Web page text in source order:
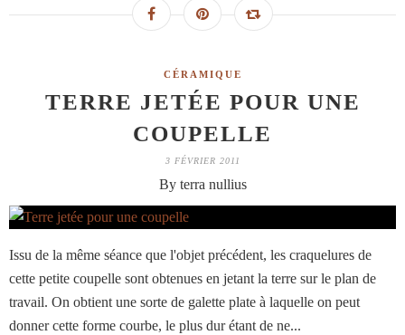
CÉRAMIQUE
TERRE JETÉE POUR UNE
COUPELLE
3 FÉVRIER 2011
By terra nullius
Issu de la même séance que l'objet précédent, les craquelures de
cette petite coupelle sont obtenues en jetant la terre sur le plan de
travail. On obtient une sorte de galette plate à laquelle on peut
donner cette forme courbe, le plus dur étant de ne...